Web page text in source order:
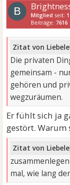
B Mitglied seit:
Beiträge: 7616
Zitat von
Die privaten
gemeinsam -
gehören und
wegzuräumen.
Er fühlt sich ja
gestört. Warum
Zitat von
mal, wie lang